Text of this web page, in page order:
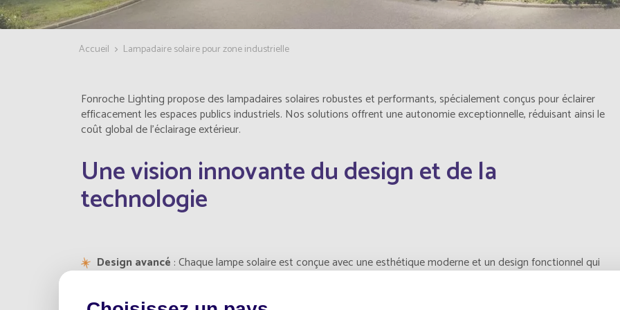
Accueil Lampadaire solaire pour zone industrielle
Fonroche Lighting propose des lampadaires solaires robustes et performants, spécialement conçus pour éclairer
efficacement les espaces publics industriels. Nos solutions offrent une autonomie exceptionnelle, réduisant ainsi le
coût global de l'éclairage extérieur.
Une vision innovante du design et de la
technologie
Design avancé : Chaque lampe solaire est conçue avec une esthétique moderne et un design fonctionnel qui